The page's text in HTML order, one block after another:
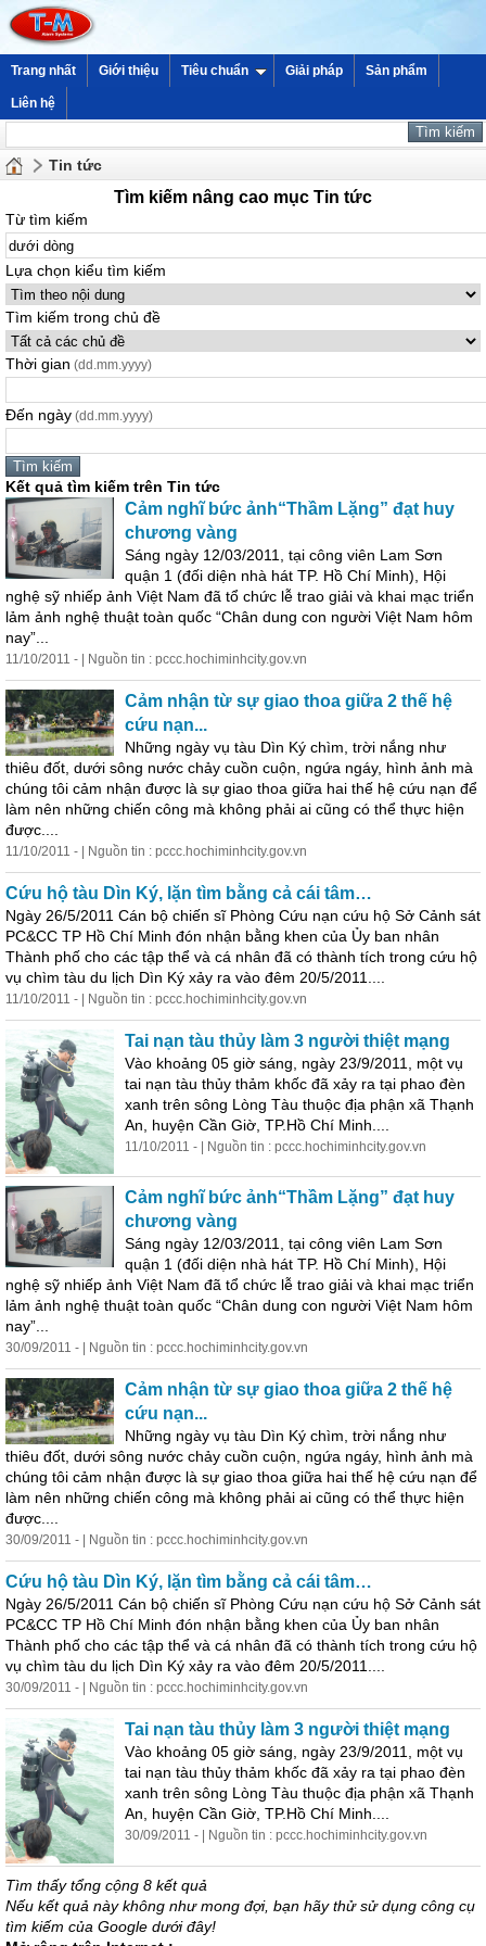
Trang nhất Giới thiệu Tiêu chuẩn Giải pháp Sản phẩm
Liên hệ
Tin tức
Tìm kiếm nâng cao mục Tin tức
Từ tìm kiếm
Lựa chọn kiểu tìm kiếm
Tìm kiếm trong chủ đề
Thời gian (dd.mm.yyyy)
Đến ngày (dd.mm.yyyy)
Kết quả tìm kiếm trên Tin tức
Cảm nghĩ bức ảnh“Thầm Lặng” đạt huy
chương vàng
Sáng ngày 12/03/2011, tại công viên Lam Sơn
quận 1 (đối diện nhà hát TP. Hồ Chí Minh), Hội
nghệ sỹ nhiếp ảnh Việt Nam đã tổ chức lễ trao giải và khai mạc triển
lảm ảnh nghệ thuật toàn quốc “Chân dung con người Việt Nam hôm
nay”...
11/10/2011 - | Nguồn tin : pccc.hochiminhcity.gov.vn
Cảm nhận từ sự giao thoa giữa 2 thế hệ
cứu nạn...
Những ngày vụ tàu Dìn Ký chìm, trời nắng như
thiêu đốt, dưới sông nước chảy cuồn cuộn, ngứa ngáy, hình ảnh mà
chúng tôi cảm nhận được là sự giao thoa giữa hai thế hệ cứu nạn để
làm nên những chiến công mà không phải ai cũng có thể thực hiện
được....
11/10/2011 - | Nguồn tin : pccc.hochiminhcity.gov.vn
Cứu hộ tàu Dìn Ký, lặn tìm bằng cả cái tâm…
Ngày 26/5/2011 Cán bộ chiến sĩ Phòng Cứu nạn cứu hộ Sở Cảnh sát
PC&CC TP Hồ Chí Minh đón nhận bằng khen của Ủy ban nhân
Thành phố cho các tập thể và cá nhân đã có thành tích trong cứu hộ
vụ chìm tàu du lịch Dìn Ký xảy ra vào đêm 20/5/2011....
11/10/2011 - | Nguồn tin : pccc.hochiminhcity.gov.vn
Tai nạn tàu thủy làm 3 người thiệt mạng
Vào khoảng 05 giờ sáng, ngày 23/9/2011, một vụ
tai nạn tàu thủy thảm khốc đã xảy ra tại phao đèn
xanh trên sông Lòng Tàu thuộc địa phận xã Thạnh
An, huyện Cần Giờ, TP.Hồ Chí Minh....
11/10/2011 - | Nguồn tin : pccc.hochiminhcity.gov.vn
Cảm nghĩ bức ảnh“Thầm Lặng” đạt huy
chương vàng
Sáng ngày 12/03/2011, tại công viên Lam Sơn
quận 1 (đối diện nhà hát TP. Hồ Chí Minh), Hội
nghệ sỹ nhiếp ảnh Việt Nam đã tổ chức lễ trao giải và khai mạc triển
lảm ảnh nghệ thuật toàn quốc “Chân dung con người Việt Nam hôm
nay”...
30/09/2011 - | Nguồn tin : pccc.hochiminhcity.gov.vn
Cảm nhận từ sự giao thoa giữa 2 thế hệ
cứu nạn...
Những ngày vụ tàu Dìn Ký chìm, trời nắng như
thiêu đốt, dưới sông nước chảy cuồn cuộn, ngứa ngáy, hình ảnh mà
chúng tôi cảm nhận được là sự giao thoa giữa hai thế hệ cứu nạn để
làm nên những chiến công mà không phải ai cũng có thể thực hiện
được....
30/09/2011 - | Nguồn tin : pccc.hochiminhcity.gov.vn
Cứu hộ tàu Dìn Ký, lặn tìm bằng cả cái tâm…
Ngày 26/5/2011 Cán bộ chiến sĩ Phòng Cứu nạn cứu hộ Sở Cảnh sát
PC&CC TP Hồ Chí Minh đón nhận bằng khen của Ủy ban nhân
Thành phố cho các tập thể và cá nhân đã có thành tích trong cứu hộ
vụ chìm tàu du lịch Dìn Ký xảy ra vào đêm 20/5/2011....
30/09/2011 - | Nguồn tin : pccc.hochiminhcity.gov.vn
Tai nạn tàu thủy làm 3 người thiệt mạng
Vào khoảng 05 giờ sáng, ngày 23/9/2011, một vụ
tai nạn tàu thủy thảm khốc đã xảy ra tại phao đèn
xanh trên sông Lòng Tàu thuộc địa phận xã Thạnh
An, huyện Cần Giờ, TP.Hồ Chí Minh....
30/09/2011 - | Nguồn tin : pccc.hochiminhcity.gov.vn
Tìm thấy tổng cộng 8 kết quả
Nếu kết quả này không như mong đợi, bạn hãy thử sử dụng công cụ
tìm kiếm của Google dưới đây!